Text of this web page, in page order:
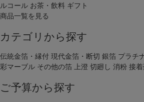
ルコール お茶・飲料 ギフト
商品一覧を見る
カテゴリから探す
伝統金箔・縁付 現代金箔・断切 銀箔 プラチ
彩マーブル その他の箔 上澄 切廻し 消粉 接
ご予算から探す